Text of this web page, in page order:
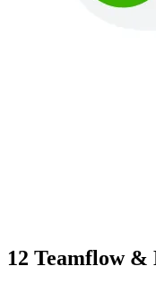
12 Teamflow &